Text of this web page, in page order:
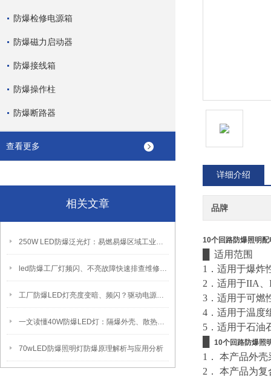
防爆检修电源箱
防爆磁力启动器
防爆接线箱
防爆操作柱
防爆断路器
查看更多
相关文章
250W LED防爆泛光灯：易燃易爆区域工业固定照明装置
led防爆工厂灯频闪、不亮故障快速排查维修方法
工厂防爆LED灯亮度变暗、频闪？驱动电源故障检修方法
一文读懂40W防爆LED灯：隔爆外壳、散热、防爆认证原理
70wLED防爆照明灯防爆原理解析与应用分析
详细介绍
品牌
10个回路防爆照明
█ 适用范围
1．适用于爆炸
2．适用于IIA
3．适用于可燃
4．适用于温度
5．适用于石油
10个回路防爆照
1． 本产品外
2． 本产品为